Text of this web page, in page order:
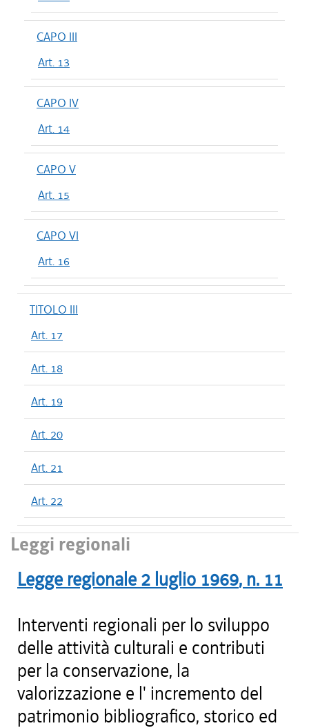
CAPO III
Art. 13
CAPO IV
Art. 14
CAPO V
Art. 15
CAPO VI
Art. 16
TITOLO III
Art. 17
Art. 18
Art. 19
Art. 20
Art. 21
Art. 22
Leggi regionali
Legge regionale 2 luglio 1969, n. 11
Interventi regionali per lo sviluppo
delle attività culturali e contributi
per la conservazione, la
valorizzazione e l' incremento del
patrimonio bibliografico, storico ed